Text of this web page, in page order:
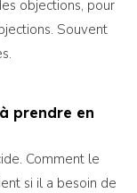
objections, pour
Souvent
prendre en
Comment le
si il a besoin de